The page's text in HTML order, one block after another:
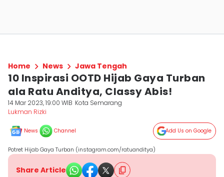
Home News Jawa Tengah
10 Inspirasi OOTD Hijab Gaya Turban
ala Ratu Anditya, Classy Abis!
14 Mar 2023, 19:00 WIB Kota Semarang
Lukman Rizki
News Channel Add Us on Google
Potret Hijab Gaya Turban (instagram.com/ratuanditya)
Share Article